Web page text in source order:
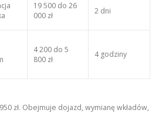
19 500 do 26
000 zł
2 dni
4 200 do 5
800 zł
4 godziny
zł. Obejmuje dojazd, wymianę wkładów,